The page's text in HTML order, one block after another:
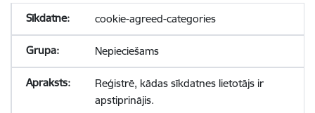
cookie-agreed-categories
Nepieciešams
Reģistrē, kādas sīkdatnes lietotājs ir
apstiprinājis.